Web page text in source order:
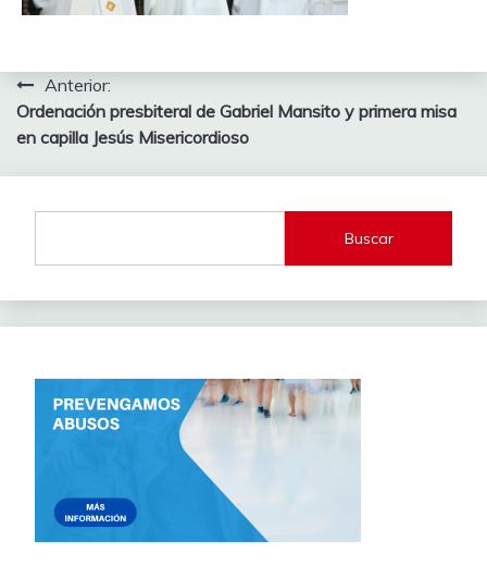
Navegación
de
entradas
Anterior:
Ordenación presbiteral de Gabriel Mansito y primera misa
en capilla Jesús Misericordioso
Buscar